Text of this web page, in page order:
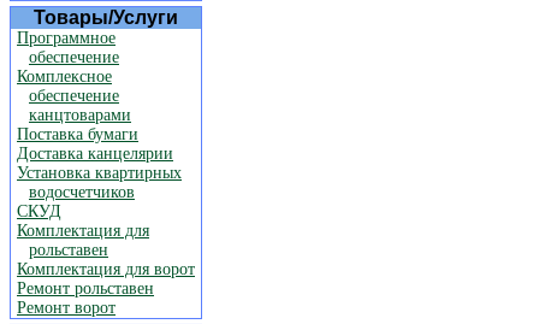
Товары/Услуги
Программное
обеспечение
Комплексное
обеспечение
канцтоварами
Поставка бумаги
Доставка канцелярии
Установка квартирных
водосчетчиков
СКУД
Комплектация для
рольставен
Комплектация для ворот
Ремонт рольставен
Ремонт ворот